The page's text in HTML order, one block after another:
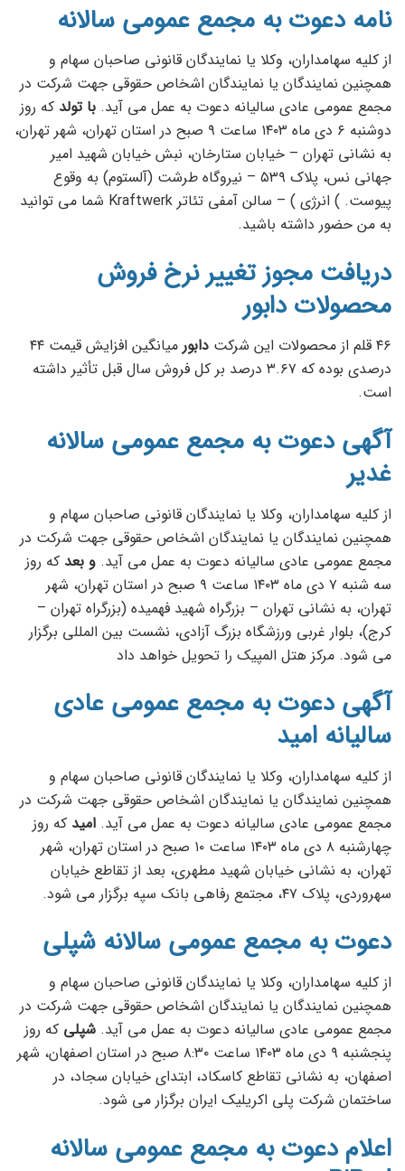
نامه دعوت به مجمع عمومی سالانه
از کلیه سهامداران، وکلا یا نمایندگان قانونی صاحبان سهام و
همچنین نمایندگان یا نمایندگان اشخاص حقوقی جهت شرکت در
مجمع عمومی عادی سالیانه دعوت به عمل می آید. با تولد که روز
دوشنبه ۶ دی ماه ۱۴۰۳ ساعت ۹ صبح در استان تهران، شهر تهران،
به نشانی تهران – خیابان ستارخان، نبش خیابان شهید امیر
جهانی نس، پلاک ۵۳۹ – نیروگاه طرشت (آلستوم) به وقوع
پیوست. ) انرژی ) – سالن آمفی تئاتر Kraftwerk شما می توانید
به من حضور داشته باشید.
دریافت مجوز تغییر نرخ فروش
محصولات دابور
۴۶ قلم از محصولات این شرکت دابور
میانگین افزایش قیمت ۴۴
درصدی بوده که ۳.۶۷ درصد بر کل فروش سال قبل تأثیر داشته
است.
آگهی دعوت به مجمع عمومی سالانه
غدیر
از کلیه سهامداران، وکلا یا نمایندگان قانونی صاحبان سهام و
همچنین نمایندگان یا نمایندگان اشخاص حقوقی جهت شرکت در
مجمع عمومی عادی سالیانه دعوت به عمل می آید. و بعد که روز
سه شنبه ۷ دی ماه ۱۴۰۳ ساعت ۹ صبح در استان تهران، شهر
تهران، به نشانی تهران – بزرگراه شهید فهمیده (بزرگراه تهران –
کرج)، بلوار غربی ورزشگاه بزرگ آزادی، نشست بین المللی برگزار
می شود. مرکز هتل المپیک را تحویل خواهد داد
آگهی دعوت به مجمع عمومی عادی
سالیانه امید
از کلیه سهامداران، وکلا یا نمایندگان قانونی صاحبان سهام و
همچنین نمایندگان یا نمایندگان اشخاص حقوقی جهت شرکت در
مجمع عمومی عادی سالیانه دعوت به عمل می آید. امید که روز
چهارشنبه ۸ دی ماه ۱۴۰۳ ساعت ۱۰ صبح در استان تهران، شهر
تهران، به نشانی خیابان شهید مطهری، بعد از تقاطع خیابان
سهروردی، پلاک ۴۷، مجتمع رفاهی بانک سپه برگزار می شود.
دعوت به مجمع عمومی سالانه شپلی
از کلیه سهامداران، وکلا یا نمایندگان قانونی صاحبان سهام و
همچنین نمایندگان یا نمایندگان اشخاص حقوقی جهت شرکت در
مجمع عمومی عادی سالیانه دعوت به عمل می آید. شپلی که روز
پنجشنبه ۹ دی ماه ۱۴۰۳ ساعت ۸:۳۰ صبح در استان اصفهان، شهر
اصفهان، به نشانی تقاطع کاسکاد، ابتدای خیابان سجاد، در
ساختمان شرکت پلی اکریلیک ایران برگزار می شود.
اعلام دعوت به مجمع عمومی سالانه